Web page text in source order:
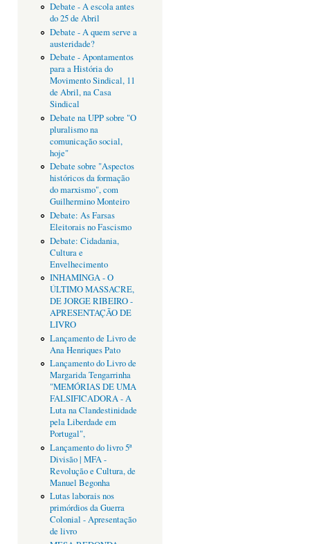
Debate - A escola antes
do 25 de Abril
Debate - A quem serve a
austeridade?
Debate - Apontamentos
para a História do
Movimento Sindical, 11
de Abril, na Casa
Sindical
Debate na UPP sobre "O
pluralismo na
comunicação social,
hoje"
Debate sobre "Aspectos
históricos da formação
do marxismo", com
Guilhermino Monteiro
Debate: As Farsas
Eleitorais no Fascismo
Debate: Cidadania,
Cultura e
Envelhecimento
INHAMINGA - O
ÚLTIMO MASSACRE,
DE JORGE RIBEIRO -
APRESENTAÇÃO DE
LIVRO
Lançamento de Livro de
Ana Henriques Pato
Lançamento do Livro de
Margarida Tengarrinha
"MEMÓRIAS DE UMA
FALSIFICADORA - A
Luta na Clandestinidade
pela Liberdade em
Portugal",
Lançamento do livro 5ª
Divisão | MFA -
Revolução e Cultura, de
Manuel Begonha
Lutas laborais nos
primórdios da Guerra
Colonial - Apresentação
de livro